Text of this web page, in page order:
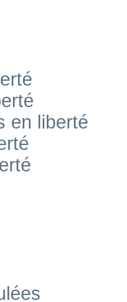
en liberté